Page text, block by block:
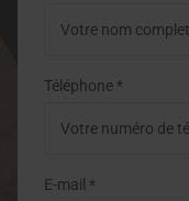
Téléphone *
E-mail *